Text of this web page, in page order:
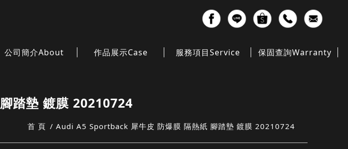
公司簡介About 作品展示Case 服務項目Service 保固查詢Warranty
踏墊 鍍膜 20210724
首 頁 Audi A5 Sportback 犀牛皮 防爆膜 隔熱紙 腳踏墊 鍍膜 20210724